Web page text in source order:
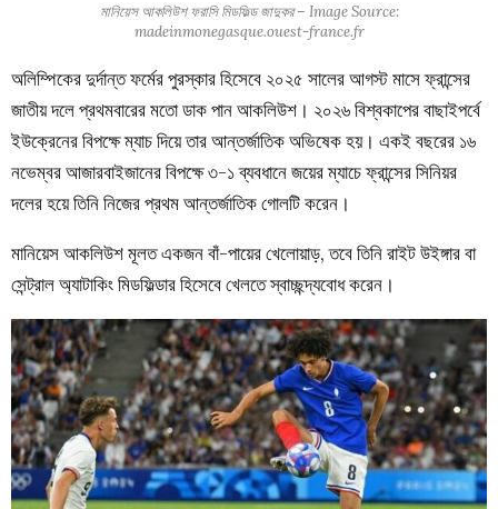
মানিয়েস আকলিউশ ফরাসি মিডফিল্ড জাদুকর – Image Source:
madeinmonegasque.ouest-france.fr
অলিম্পিকের দুর্দান্ত ফর্মের পুরস্কার হিসেবে ২০২৫ সালের আগস্ট মাসে ফ্রান্সের
জাতীয় দলে প্রথমবারের মতো ডাক পান আকলিউশ। ২০২৬ বিশ্বকাপের বাছাইপর্বে
ইউক্রেনের বিপক্ষে ম্যাচ দিয়ে তার আন্তর্জাতিক অভিষেক হয়। একই বছরের ১৬
নভেম্বর আজারবাইজানের বিপক্ষে ৩-১ ব্যবধানে জয়ের ম্যাচে ফ্রান্সের সিনিয়র
দলের হয়ে তিনি নিজের প্রথম আন্তর্জাতিক গোলটি করেন।
মানিয়েস আকলিউশ মূলত একজন বাঁ-পায়ের খেলোয়াড়, তবে তিনি রাইট উইঙ্গার বা
সেন্ট্রাল অ্যাটাকিং মিডফিল্ডার হিসেবে খেলতে স্বাচ্ছন্দ্যবোধ করেন।